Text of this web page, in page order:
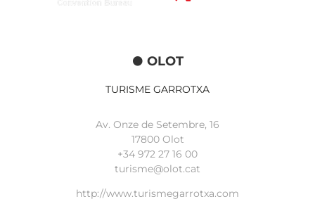
OLOT
TURISME GARROTXA
Av. Onze de Setembre, 16
17800 Olot
+34 972 27 16 00
turisme@olot.cat
http://www.turismegarrotxa.com